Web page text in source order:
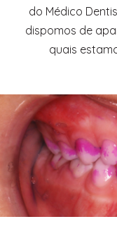
do Médico
dispomos de
quais